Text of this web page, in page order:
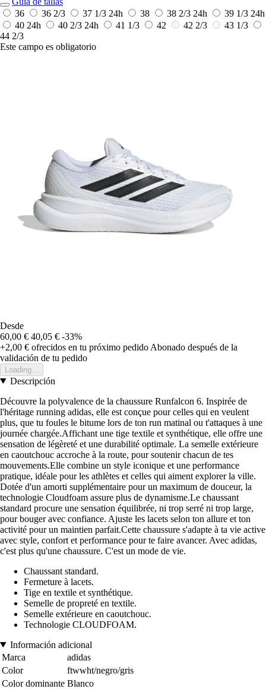
36
36 2/3 37 1/3 24h 38 38 2/3 24h 39 1/3 24h
40 24h 40 2/3 24h 41 1/3 42 42 2/3
43 1/3
44 2/3
Este campo es obligatorio
Desde
60,00 € 40,05 € -33%
+2,00 € ofrecidos en tu próximo pedido Abonado después de la
validación de tu pedido
Loading...
Descripción
Découvre la polyvalence de la chaussure Runfalcon 6. Inspirée de
l'héritage running adidas, elle est conçue pour celles qui en veulent
plus, que tu foules le bitume lors de ton run matinal ou t'attaques à une
journée chargée.Affichant une tige textile et synthétique, elle offre une
sensation de légèreté et une durabilité optimale. La semelle extérieure
en caoutchouc accroche à la route, pour soutenir chacun de tes
mouvements.Elle combine un style iconique et une performance
pratique, idéale pour les athlètes et celles qui aiment explorer la ville.
Dotée d'un amorti supplémentaire pour un maximum de douceur, la
technologie Cloudfoam assure plus de dynamisme.Le chaussant
standard procure une sensation équilibrée, ni trop serré ni trop large,
pour bouger avec confiance. Ajuste les lacets selon ton allure et ton
activité pour un maintien parfait.Cette chaussure s'adapte à ta vie active
avec style, confort et performance pour te faire avancer. Avec adidas,
c'est plus qu'une chaussure. C'est un mode de vie.
Chaussant standard.
Fermeture à lacets.
Tige en textile et synthétique.
Semelle de propreté en textile.
Semelle extérieure en caoutchouc.
Technologie CLOUDFOAM.
Información adicional
Marca
adidas
Color
ftwwht/negro/gris
Color dominante Blanco